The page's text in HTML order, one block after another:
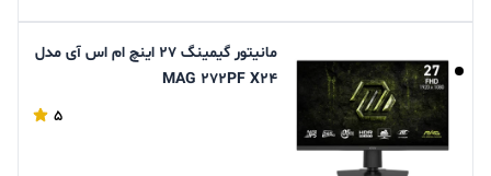
مانیتور گیمینگ 27 اینچ ام اس آی مدل
MAG 272PF X24
5